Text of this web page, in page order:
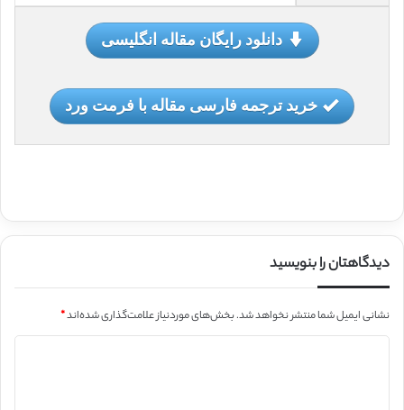
دانلود رایگان مقاله انگلیسی
خرید ترجمه فارسی مقاله با فرمت ورد
دیدگاهتان را بنویسید
نشانی ایمیل شما منتشر نخواهد شد.بخش‌های موردنیاز علامت‌گذاری شده‌اند*